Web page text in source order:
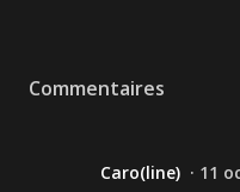
Commentaires
Caro(line) 11